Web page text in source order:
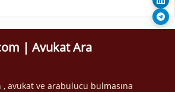
| Avukat Ara
avukat ve arabulucu bulmasına